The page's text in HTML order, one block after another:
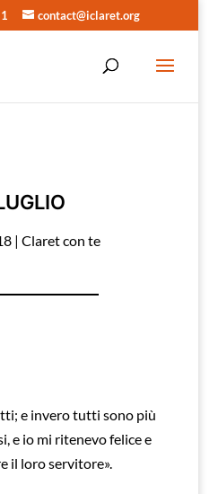
contact@iclaret.org
|Claret con te
e invero tutti sono più
e io mi ritenevo felice e
il loro servitore».